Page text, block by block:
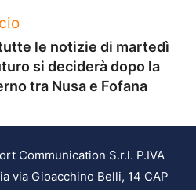
le notizie di martedì
si deciderà dopo la
tra Nusa e Fofana
Communication S.r.l. P.IVA
via Gioacchino Belli, 14 CAP